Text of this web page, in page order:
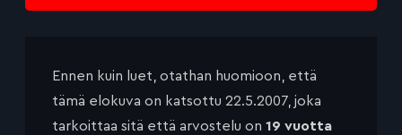
Ennen kuin luet, otathan huomioon, että
tämä elokuva on katsottu 22.5.2007, joka
tarkoittaa sitä että arvostelu on 19 vuotta